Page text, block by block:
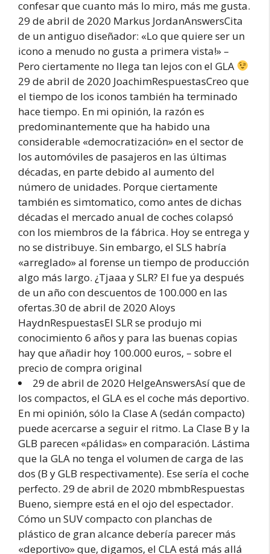
confesar que cuanto más lo miro, más me gusta.
29 de abril de 2020 Markus JordanAnswersCita
de un antiguo diseñador: «Lo que quiere ser un
icono a menudo no gusta a primera vista!» –
Pero ciertamente no llega tan lejos con el GLA
29 de abril de 2020 JoachimRespuestasCreo que
el tiempo de los iconos también ha terminado
hace tiempo. En mi opinión, la razón es
predominantemente que ha habido una
considerable «democratización» en el sector de
los automóviles de pasajeros en las últimas
décadas, en parte debido al aumento del
número de unidades. Porque ciertamente
también es simtomatico, como antes de dichas
décadas el mercado anual de coches colapsó
con los miembros de la fábrica. Hoy se entrega y
no se distribuye. Sin embargo, el SLS habría
«arreglado» al forense un tiempo de producción
algo más largo. ¿Tjaaa y SLR? El fue ya después
de un año con descuentos de 100.000 en las
ofertas.30 de abril de 2020 Aloys
HaydnRespuestasEl SLR se produjo mi
conocimiento 6 años y para las buenas copias
hay que añadir hoy 100.000 euros, – sobre el
precio de compra original
29 de abril de 2020 HelgeAnswersAsí que de
los compactos, el GLA es el coche más deportivo.
En mi opinión, sólo la Clase A (sedán compacto)
puede acercarse a seguir el ritmo. La Clase B y la
GLB parecen «pálidas» en comparación. Lástima
que la GLA no tenga el volumen de carga de las
dos (B y GLB respectivamente). Ese sería el coche
perfecto. 29 de abril de 2020 mbmbRespuestas
Bueno, siempre está en el ojo del espectador.
Cómo un SUV compacto con planchas de
plástico de gran alcance debería parecer más
«deportivo» que, digamos, el CLA está más allá